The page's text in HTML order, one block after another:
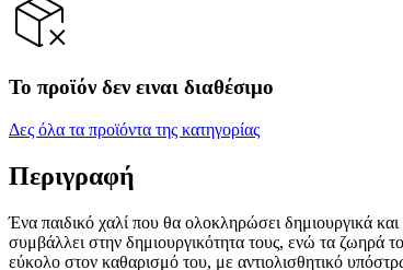
Το προϊόν δεν ειναι διαθέσιμο
Δες όλα τα προϊόντα της κατηγορίας
Περιγραφή
Ένα παιδικό χαλί που θα ολοκληρώσει δημιουργικά
συμβάλλει στην δημιουργικότητα τους, ενώ τα ζωηρά
εύκολο στον καθαρισμό του, με αντιολισθητικό